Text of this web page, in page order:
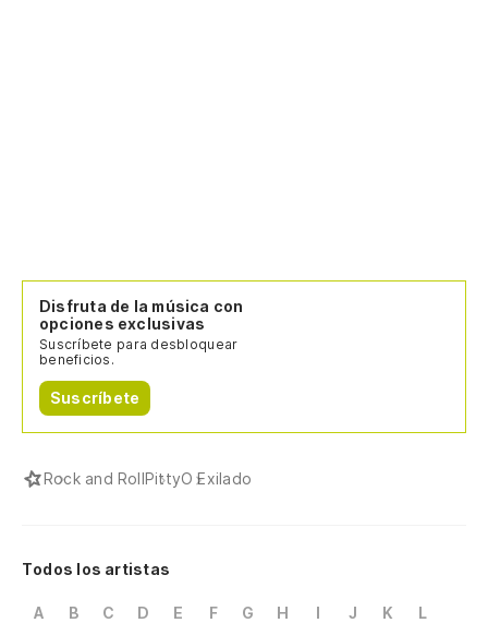
Disfruta de la música con
opciones exclusivas
Suscríbete para desbloquear
beneficios.
Suscríbete
Rock and RollPittyO Exilado
Todos los artistas
A B C D E F G H I J K
L